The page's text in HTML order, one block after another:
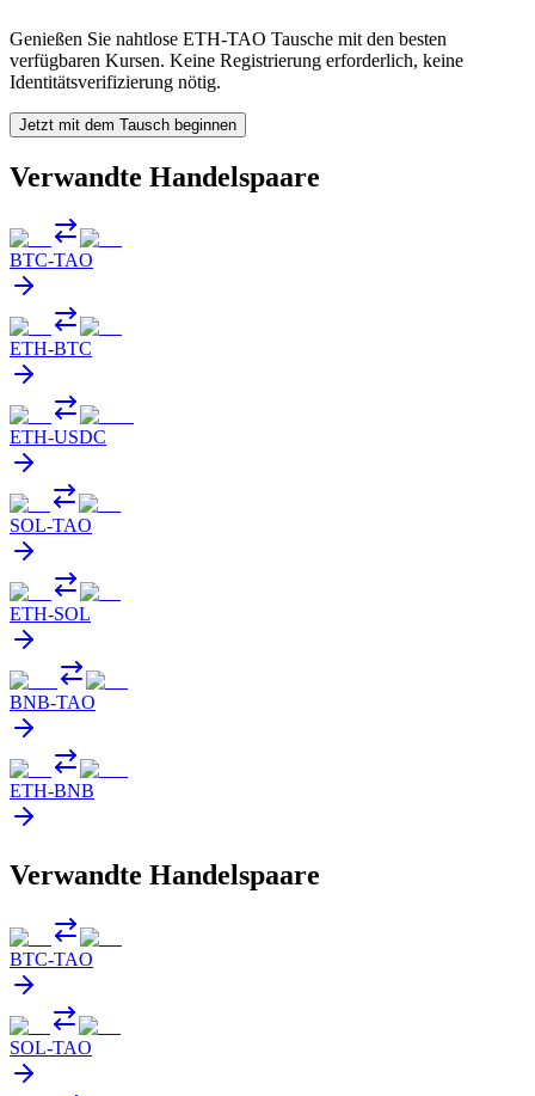
Genießen Sie nahtlose ETH-TAO Tausche mit den besten
verfügbaren Kursen. Keine Registrierung erforderlich, keine
Identitätsverifizierung nötig.
Jetzt mit dem Tausch beginnen
Verwandte Handelspaare
BTC-TAO
ETH-BTC
ETH-USDC
SOL-TAO
ETH-SOL
BNB-TAO
ETH-BNB
Verwandte Handelspaare
BTC-TAO
SOL-TAO